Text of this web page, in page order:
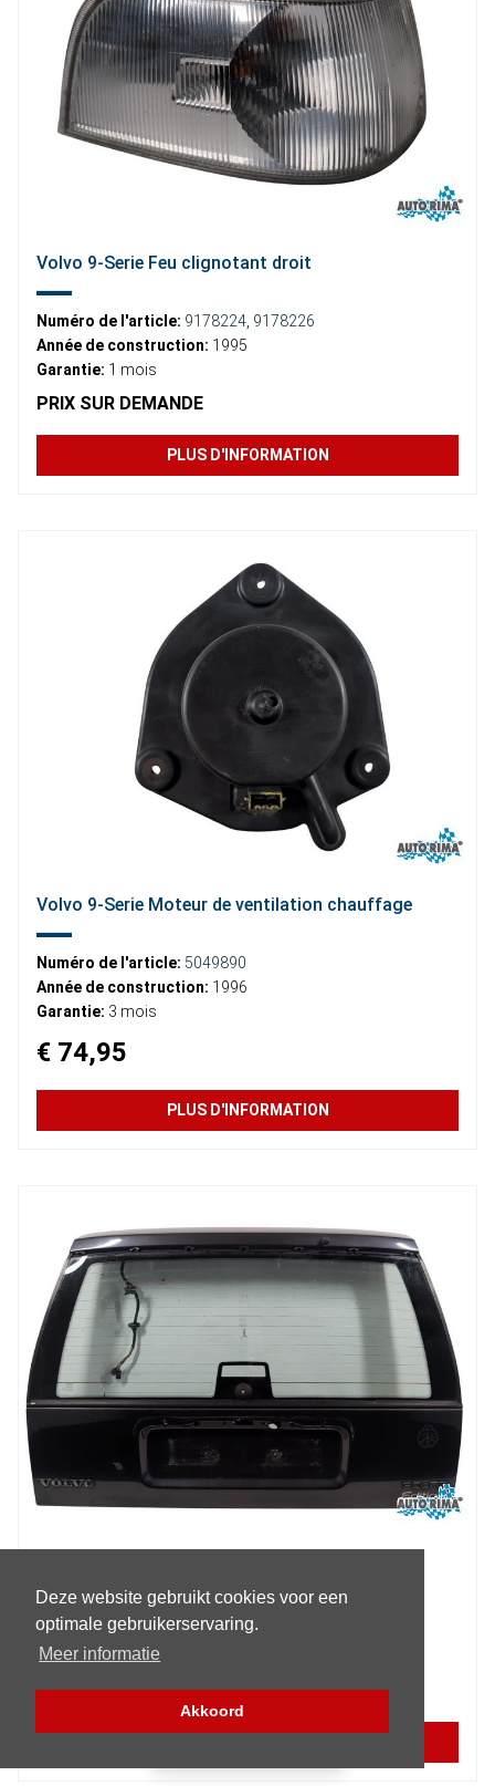
Deze website gebruikt cookies voor een
optimale gebruikerservaring.
Meer informatie
Akkoord
Volvo 9-Serie Feu clignotant droit
Numéro de l'article: 9178224 9178226
Année de construction: 1995
Garantie: 1 mois
PRIX ​​SUR DEMANDE
PLUS D'INFORMATION
Volvo 9-Serie Moteur de ventilation chauffage
Numéro de l'article: 5049890
Année de construction: 1996
Garantie: 3 mois
€ 74,95
PLUS D'INFORMATION
Année de construction:1996
Garantie:
3 mois
€ 99,95